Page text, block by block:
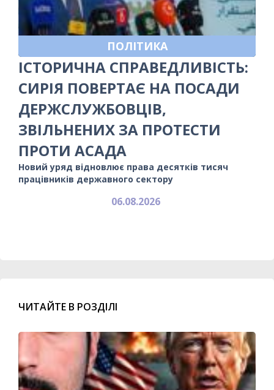
ПОЛІТИКА
ІСТОРИЧНА СПРАВЕДЛИВІСТЬ:
СИРІЯ ПОВЕРТАЄ НА ПОСАДИ
ДЕРЖСЛУЖБОВЦІВ,
ЗВІЛЬНЕНИХ ЗА ПРОТЕСТИ
ПРОТИ АСАДА
Новий уряд відновлює права десятків тисяч
працівників державного сектору
06.08.2026
ЧИТАЙТЕ В РОЗДІЛІ